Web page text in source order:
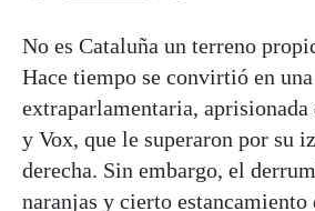
No es Cataluña un terreno
Hace tiempo se convirtió en
extraparlamentaria, aprisionada
y Vox, que le superaron por su
derecha. Sin embargo, el
naranjas y cierto estancamiento